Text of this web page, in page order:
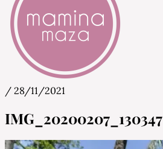
Mamina Maza
/ 28/11/2021
IMG_20200207_130347